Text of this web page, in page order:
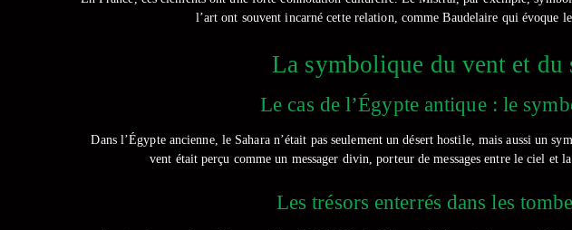
l’art ont souvent incarné cette relation, comme Baudelaire qui évoque
La symbolique du vent et du
Le cas de l’Égypte antique : le
Dans l’Égypte ancienne, le Sahara n’était pas seulement un désert hostile, mais aussi un
vent était perçu comme un messager divin, porteur de messages entre le ciel et
Les trésors enterrés dans les